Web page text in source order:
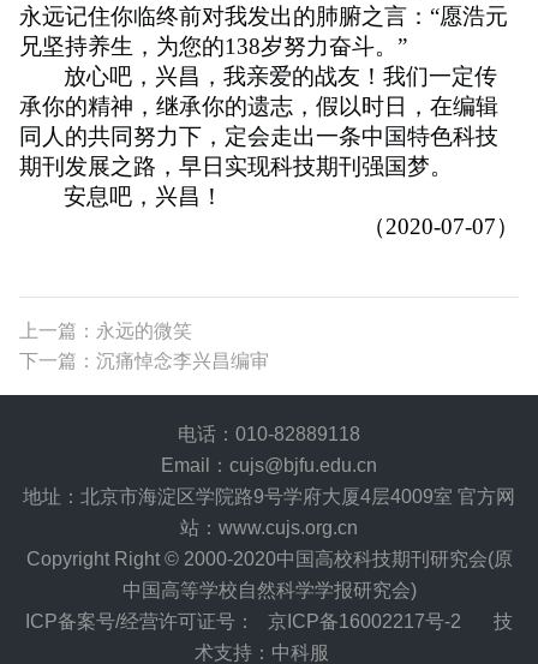
永远记住你临终前对我发出的肺腑之言：“愿浩元
兄坚持养生，为您的138岁努力奋斗。”
放心吧，兴昌，我亲爱的战友！我们一定传
承你的精神，继承你的遗志，假以时日，在编辑
同人的共同努力下，定会走出一条中国特色科技
期刊发展之路，早日实现科技期刊强国梦。
安息吧，兴昌！
（2020-07-07）
上一篇：永远的微笑
下一篇：沉痛悼念李兴昌编审
电话：010-82889118
Email：cujs@bjfu.edu.cn
地址：北京市海淀区学院路9号学府大厦4层4009室 官方网
站：www.cujs.org.cn
Copyright Right © 2000-2020中国高校科技期刊研究会(原
中国高等学校自然科学学报研究会)
ICP备案号/经营许可证号：
京ICP备16002217号-2
技
术支持：中科服